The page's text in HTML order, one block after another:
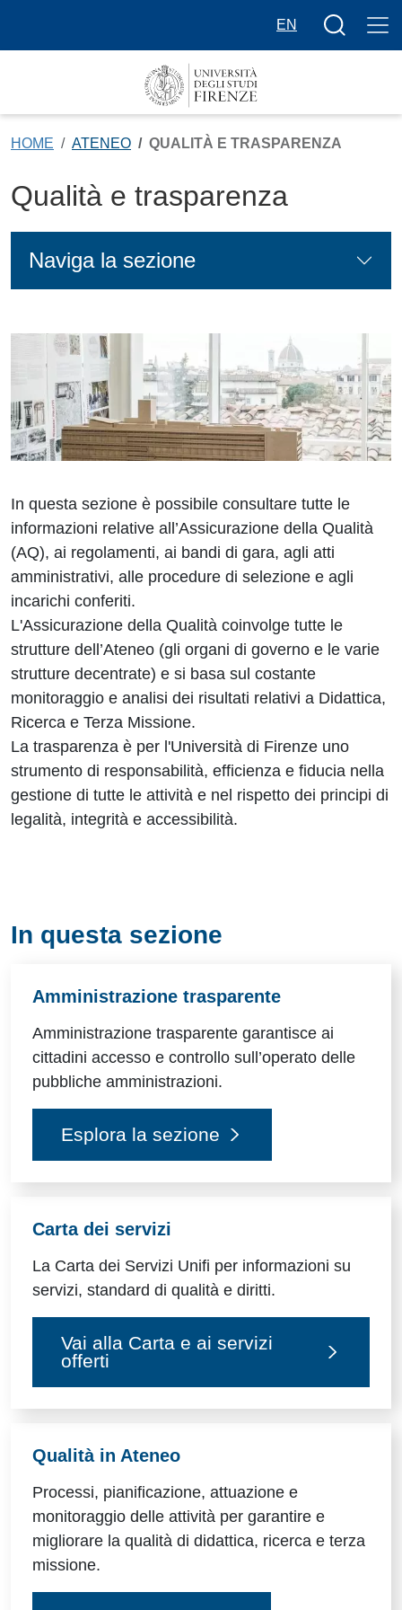
EN
Bottone
HOME ATENEO QUALITÀ E TRASPARENZA
Qualità e trasparenza
In questa sezione è possibile consultare tutte le
informazioni relative all’Assicurazione della Qualità
(AQ), ai regolamenti, ai bandi di gara, agli atti
amministrativi, alle procedure di selezione e agli
incarichi conferiti.
L'Assicurazione della Qualità coinvolge tutte le
strutture dell’Ateneo (gli organi di governo e le varie
strutture decentrate) e si basa sul costante
monitoraggio e analisi dei risultati relativi a Didattica,
Ricerca e Terza Missione.
La trasparenza è per l'Università di Firenze uno
strumento di responsabilità, efficienza e fiducia nella
gestione di tutte le attività e nel rispetto dei principi di
legalità, integrità e accessibilità.
In questa sezione
Amministrazione trasparente
Amministrazione trasparente garantisce ai
cittadini accesso e controllo sull’operato delle
pubbliche amministrazioni.
Esplora la sezione
Carta dei servizi
La Carta dei Servizi Unifi per informazioni su
servizi, standard di qualità e diritti.
Vai alla Carta e ai servizi
offerti
Qualità in Ateneo
Processi, pianificazione, attuazione e
monitoraggio delle attività per garantire e
migliorare la qualità di didattica, ricerca e terza
missione.
Naviga la sezione